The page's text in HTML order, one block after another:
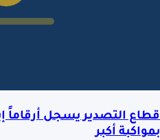
قطاع التصدير يسجل أرقاماً
بمواكبة أكبر